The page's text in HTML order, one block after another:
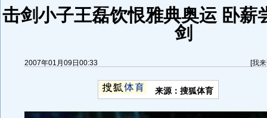
击剑小子王磊饮恨雅典奥运 卧薪
剑
2007年01月09日00:33 [我
来源：搜狐体育